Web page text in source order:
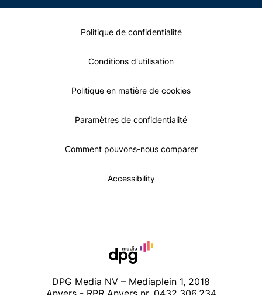
Politique de confidentialité
Conditions d'utilisation
Politique en matière de cookies
Paramètres de confidentialité
Comment pouvons-nous comparer
Accessibility
DPG Media NV – Mediaplein 1, 2018